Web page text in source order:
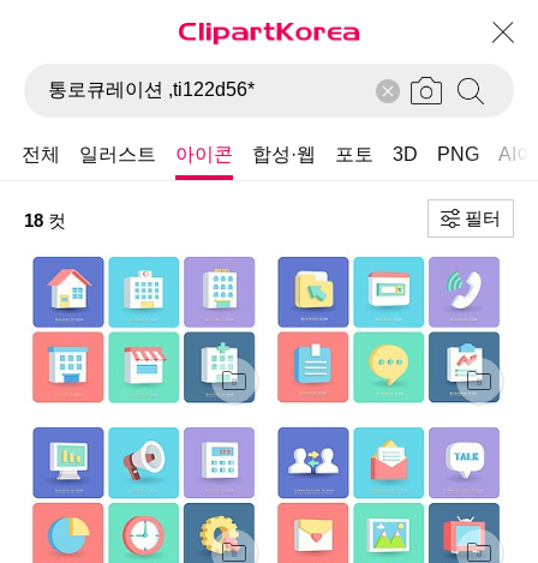
전체 일러스트 아이콘 합성·웹 포토 3D PNG AI
18 컷 필터